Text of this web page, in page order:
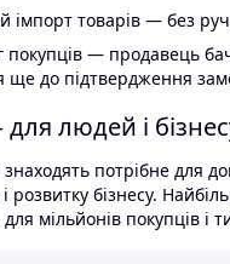
імпорт товарів — без
покупців — продавець
ще до підтвердження
людей і
потрібне для
розвитку бізнесу.
мільйонів покупців і